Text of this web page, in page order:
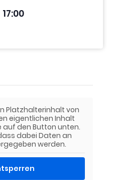
Platzhalterinhalt von
eigentlichen Inhalt
auf den Button unten.
dabei Daten an
werden.